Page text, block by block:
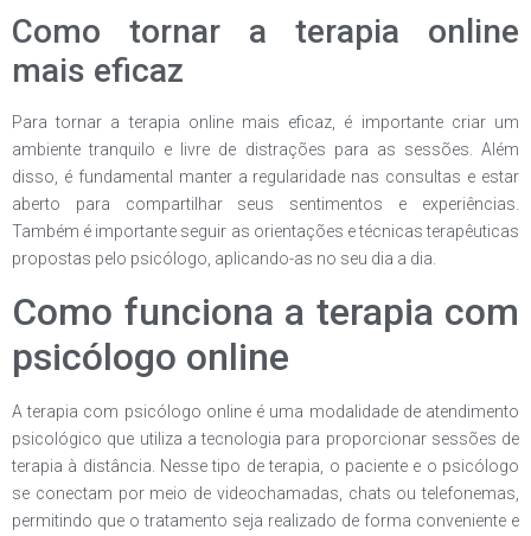
Como tornar a terapia online
mais eficaz
Para tornar a terapia online mais eficaz, é importante criar um
ambiente tranquilo e livre de distrações para as sessões. Além
disso, é fundamental manter a regularidade nas consultas e estar
aberto para compartilhar seus sentimentos e experiências.
Também é importante seguir as orientações e técnicas terapêuticas
propostas pelo psicólogo, aplicando-as no seu dia a dia.
Como funciona a terapia com
psicólogo online
A terapia com psicólogo online é uma modalidade de atendimento
psicológico que utiliza a tecnologia para proporcionar sessões de
terapia à distância. Nesse tipo de terapia, o paciente e o psicólogo
se conectam por meio de videochamadas, chats ou telefonemas,
permitindo que o tratamento seja realizado de forma conveniente e